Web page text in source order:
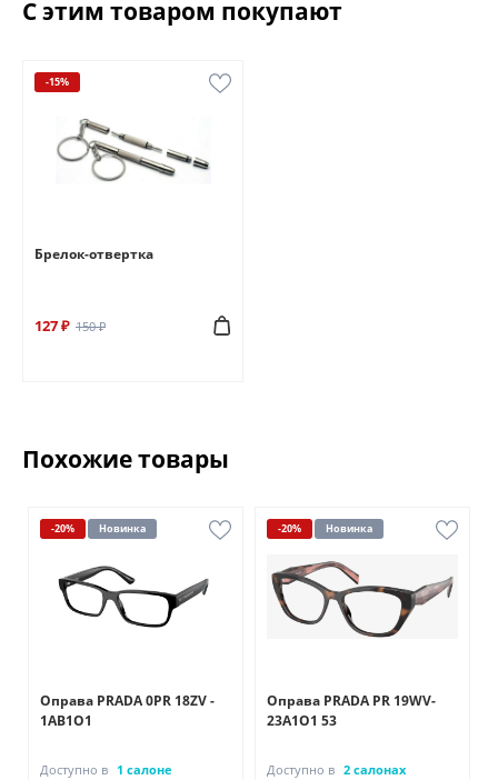
С этим товаром покупают
-15%
Брелок-отвертка
127 ₽ 150 ₽
Похожие товары
-20% Новинка
Оправа PRADA 0PR 18ZV -
1AB1O1
Доступно в 1 салоне
-20% Новинка
Оправа PRADA PR 19WV-
23A1O1 53
Доступно в 2 салонах